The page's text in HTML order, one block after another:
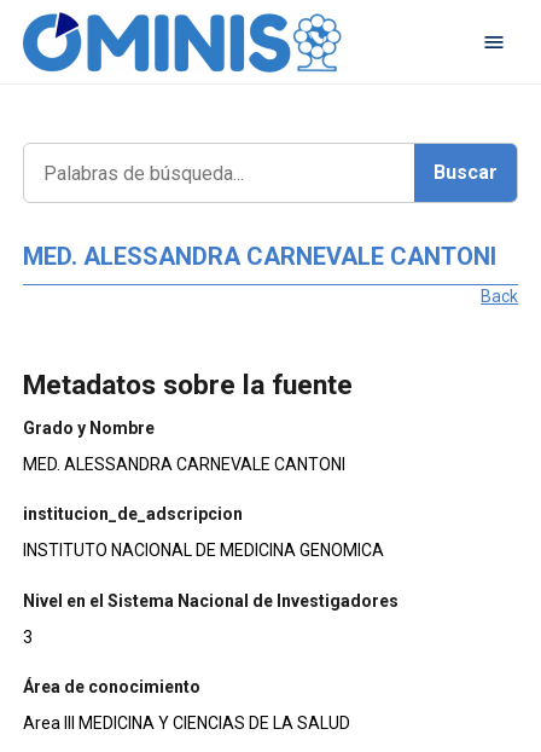
MED. ALESSANDRA CARNEVALE CANTONI
Back
Metadatos sobre la fuente
Grado y Nombre
MED. ALESSANDRA CARNEVALE CANTONI
institucion_de_adscripcion
INSTITUTO NACIONAL DE MEDICINA GENOMICA
Nivel en el Sistema Nacional de Investigadores
3
Área de conocimiento
Area III MEDICINA Y CIENCIAS DE LA SALUD